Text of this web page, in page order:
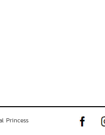
Princess